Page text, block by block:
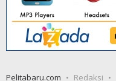
Pelitabaru.com Redaksi